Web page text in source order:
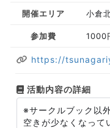
開催エリア 小倉
参加費 1000
https://
活動内容の詳細
※サークルブック以
空きが少なくなって